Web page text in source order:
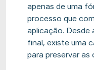
apenas de uma
processo que
aplicação.
final, existe uma
para preservar